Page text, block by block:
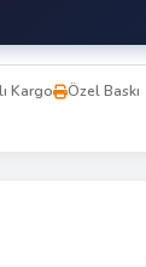
Kargo Özel Baskı